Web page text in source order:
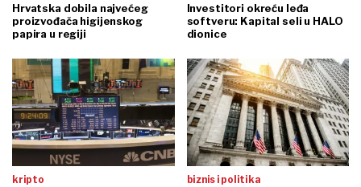
Hrvatska dobila najvećeg
proizvođača higijenskog
papira u regiji
Investitori okreću leđa
softveru: Kapital seli u HALO
dionice
kripto biznis i politika